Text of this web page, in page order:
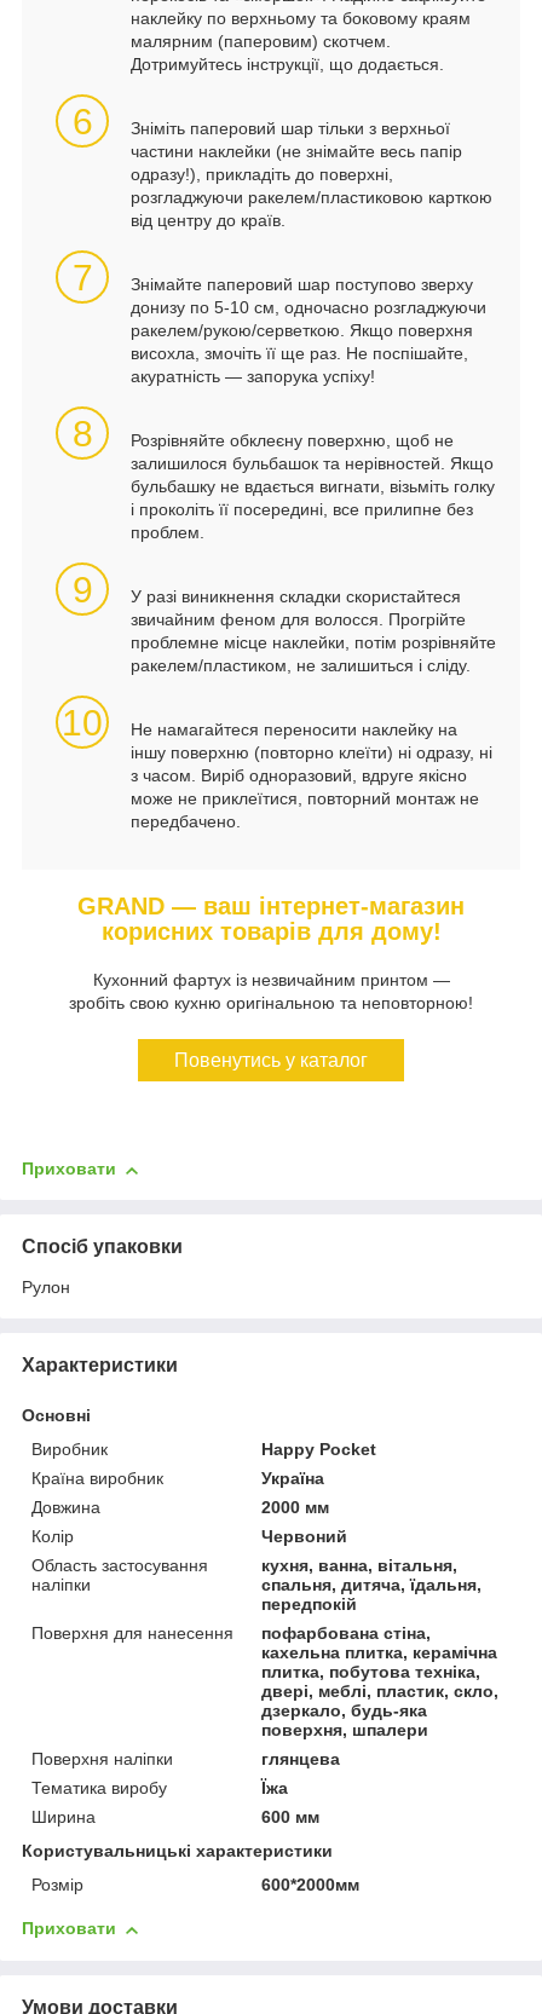
наклейку по верхньому та боковому краям
малярним (паперовим) скотчем.
Дотримуйтесь інструкції, що додається.
6
Зніміть паперовий шар тільки з верхньої
частини наклейки (не знімайте весь папір
одразу!), прикладіть до поверхні,
розгладжуючи ракелем/пластиковою карткою
від центру до країв.
7
Знімайте паперовий шар поступово зверху
донизу по 5-10 см, одночасно розгладжуючи
ракелем/рукою/серветкою. Якщо поверхня
висохла, змочіть її ще раз. Не поспішайте,
акуратність — запорука успіху!
8
Розрівняйте обклеєну поверхню, щоб не
залишилося бульбашок та нерівностей. Якщо
бульбашку не вдається вигнати, візьміть голку
і проколіть її посередині, все прилипне без
проблем.
9
У разі виникнення складки скористайтеся
звичайним феном для волосся. Прогрійте
проблемне місце наклейки, потім розрівняйте
ракелем/пластиком, не залишиться і сліду.
10
Не намагайтеся переносити наклейку на
іншу поверхню (повторно клеїти) ні одразу, ні
з часом. Виріб одноразовий, вдруге якісно
може не приклеїтися, повторний монтаж не
передбачено.
GRAND — ваш інтернет-магазин
корисних товарів для дому!
Кухонний фартух із незвичайним принтом —
зробіть свою кухню оригінальною та неповторною!
Повенутись у каталог
Приховати
Спосіб упаковки
Рулон
Характеристики
Основні
Виробник
Happy Pocket
Країна виробник
Україна
Довжина
2000 мм
Колір
Червоний
Область застосування
наліпки
кухня, ванна, вітальня,
спальня, дитяча, їдальня,
передпокій
Поверхня для нанесення
пофарбована стіна,
кахельна плитка, керамічна
плитка, побутова техніка,
двері, меблі, пластик, скло,
дзеркало, будь-яка
поверхня, шпалери
Поверхня наліпки
глянцева
Тематика виробу
Їжа
Ширина
600 мм
Користувальницькі характеристики
Розмір
600*2000мм
Приховати
Умови доставки